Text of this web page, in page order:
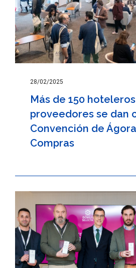
28/02/2025
Más de 150
proveedores se dan
Convención de
Compras